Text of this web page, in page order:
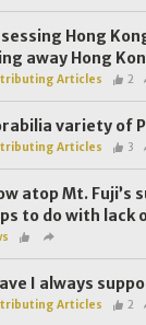
Hong
away Hong
Articles 2
variety of
Articles 3
atop Mt. Fuji’s
to do with lack
I always
Articles 2